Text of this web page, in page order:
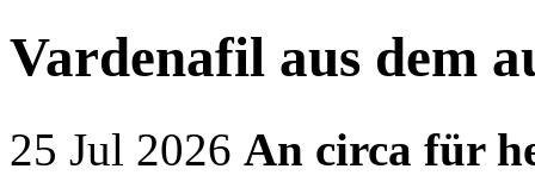
Vardenafil aus dem
25 Jul 2026 An circa für